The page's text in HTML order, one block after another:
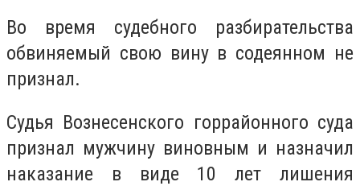
Во время судебного разбирательства
обвиняемый свою вину в содеянном не
признал.
Судья Вознесенского горрайонного суда
признал мужчину виновным и назначил
наказание в виде 10 лет лишения